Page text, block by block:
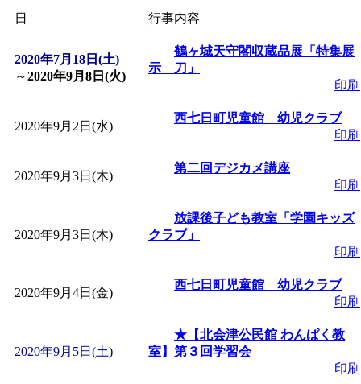
間：2026/07/09～
「皆鶴姫のこびる塾
」 受付期間：～
子育て講座「ばん
2026/07/10～2026/08/
「子育て交流広場「
間：2026/07/13～2026/
子育て交流広場「
間：2026/08/10～2026/
日 行事内容
2020年7月18日(土)
～2020年9月8日(火)
鶴ヶ城天守閣収蔵品展「特集展
示 刀」
印刷
2020年9月2日(水)
西七日町児童館 幼児クラブ
印刷
2020年9月3日(木)
第二回デジカメ講座
印刷
2020年9月3日(木)
放課後子ども教室「学園キッズ
クラブ」
印刷
2020年9月4日(金)
西七日町児童館 幼児クラブ
印刷
2020年9月5日(土)
★【北会津公民館 わんぱく教
室】第３回学習会
印刷